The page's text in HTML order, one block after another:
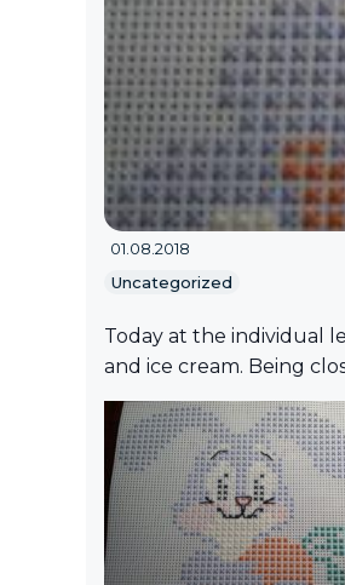
01.08.2018
Uncategorized
Today at the individual
and ice cream. Being